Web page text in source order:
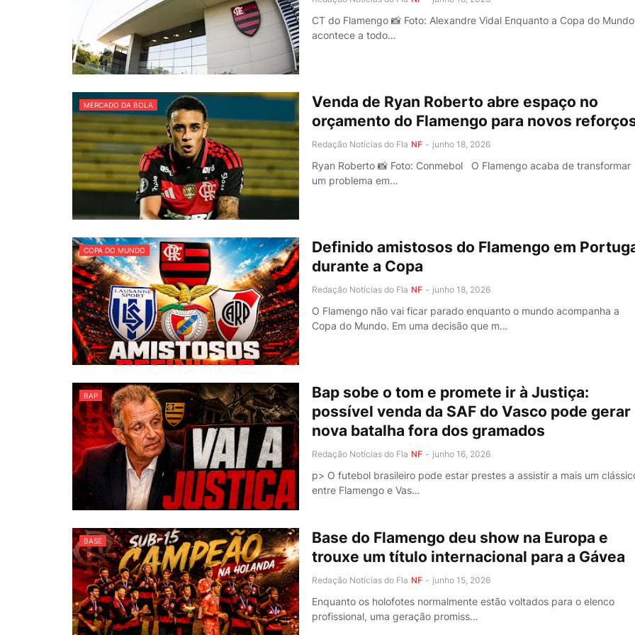
CT do Flamengo 📸 Foto: Alexandre Vidal Enquanto a Copa do Mundo
acontece a todo…
MERCADO DA BOLA
Venda de Ryan Roberto abre espaço no
orçamento do Flamengo para novos
Redação Notícias do Fla NF - junho 18, 2026
Ryan Roberto 📸 Foto: Conmebol O Flamengo acaba de transformar
um problema em…
COPA DO MUNDO
Definido amistosos do Flamengo em
durante a Copa
Redação Notícias do Fla NF - junho 18, 2026
O Flamengo não vai ficar parado enquanto o mundo acompanha a
Copa do Mundo. Em uma decisão que m…
BAP
Bap sobe o tom e promete ir à Justiça:
possível venda da SAF do Vasco pode gerar
nova batalha fora dos gramados
Redação Notícias do Fla NF - junho 16, 2026
p> O futebol brasileiro pode estar prestes a assistir a mais um
entre Flamengo e Vas…
BASE
Base do Flamengo deu show na Europa e
trouxe um título internacional para a Gávea
Redação Notícias do Fla NF - junho 15, 2026
Enquanto os holofotes normalmente estão voltados para o elenco
profissional, uma geração promiss…